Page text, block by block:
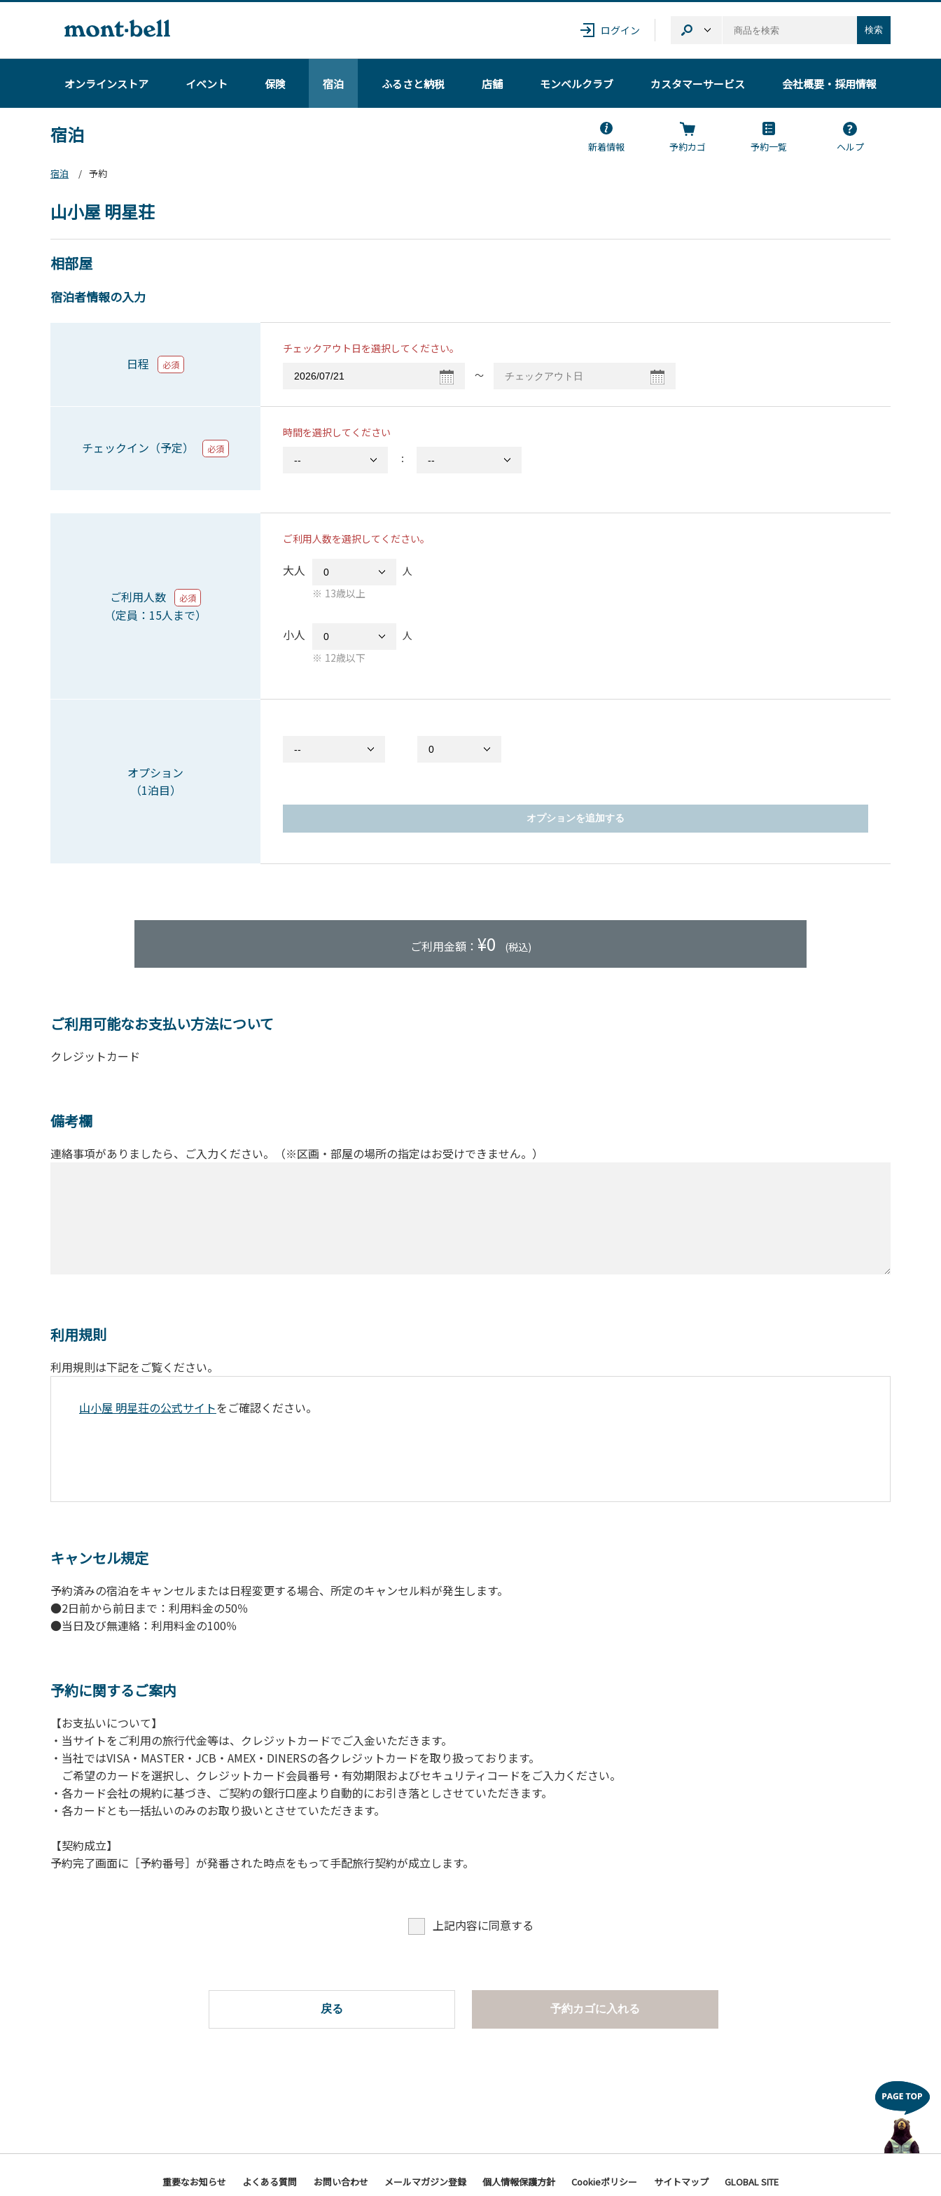
ログイン 検索
オンラインストア イベント 保険 宿泊 ふるさと納税 店舗 モンベルクラブ カスタマーサービス 会社概要・採用情報
宿泊
新着情報 予約カゴ 予約一覧
ヘルプ
宿泊
予約
山小屋 明星荘
相部屋
宿泊者情報の入力
日程 必須
チェックアウト日を選択してください。
〜
チェックイン（予定） 必須
時間を選択してください
：
ご利用人数 必須
（定員：15人まで）
ご利用人数を選択してください。
大人
人
13歳以上
小人
人
12歳以下
オプション
（1泊目）
オプションを追加する
ご利用金額： ¥0 (税込)
ご利用可能なお支払い方法について
クレジットカード
備考欄
連絡事項がありましたら、ご入力ください。（※区画・部屋の場所の指定はお受けできません。）
利用規則
利用規則は下記をご覧ください。
山小屋 明星荘の公式サイトをご確認ください。
キャンセル規定
予約済みの宿泊をキャンセルまたは日程変更する場合、所定のキャンセル料が発生します。
●2日前から前日まで：利用料金の50％
●当日及び無連絡：利用料金の100％
予約に関するご案内
【お支払いについて】
・当サイトをご利用の旅行代金等は、クレジットカードでご入金いただきます。
・当社ではVISA・MASTER・JCB・AMEX・DINERSの各クレジットカードを取り扱っております。
ご希望のカードを選択し、クレジットカード会員番号・有効期限およびセキュリティコードをご入力ください。
・各カード会社の規約に基づき、ご契約の銀行口座より自動的にお引き落としさせていただきます。
・各カードとも一括払いのみのお取り扱いとさせていただきます。
【契約成立】
予約完了画面に［予約番号］が発番された時点をもって手配旅行契約が成立します。
上記内容に同意する
戻る 予約カゴに入れる
重要なお知らせ よくある質問 お問い合わせ メールマガジン登録 個人情報保護方針 Cookieポリシー サイトマップ GLOBAL SITE